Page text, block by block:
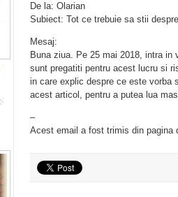
De la: Olarian
Subiect: Tot ce trebuie sa stii
Mesaj:
Buna ziua. Pe 25 mai 2018, intra in
sunt pregatiti pentru acest lucru si
in care explic despre ce este vorba
acest articol, pentru a putea lua
–
Acest email a fost trimis din pagina